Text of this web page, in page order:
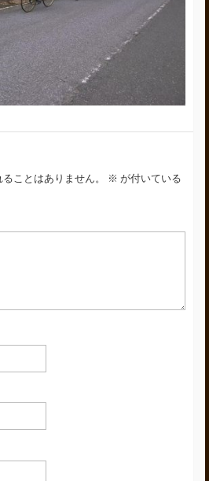
ことはありません。 ※ が付いている